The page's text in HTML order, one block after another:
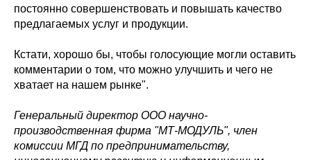
постоянно совершенствовать и повышать качество
предлагаемых услуг и продукции.
Кстати, хорошо бы, чтобы голосующие могли оставить
комментарии о том, что можно улучшить и чего не
хватает на нашем рынке".
Генеральный директор ООО научно-
производственная фирма "МТ-МОДУЛЬ", член
комиссии МГД по предпринимательству,